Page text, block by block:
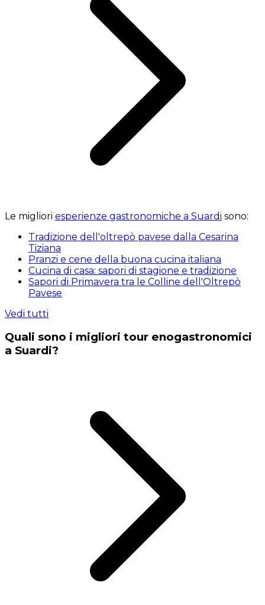
Le migliori esperienze gastronomiche a Suardi sono:
Tradizione dell'oltrepò pavese dalla Cesarina
Tiziana
Pranzi e cene della buona cucina italiana
Cucina di casa: sapori di stagione e tradizione
Sapori di Primavera tra le Colline dell'Oltrepò
Pavese
Vedi tutti
Quali sono i migliori tour enogastronomici
a Suardi?